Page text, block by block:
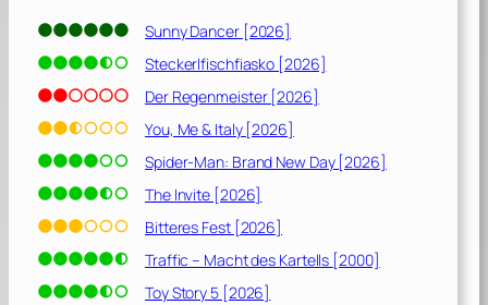
Sunny Dancer [2026]
Steckerlfischfiasko [2026]
Der Regenmeister [2026]
You, Me & Italy [2026]
Spider-Man: Brand New Day [2026]
The Invite [2026]
Bitteres Fest [2026]
Traffic – Macht des Kartells [2000]
Toy Story 5 [2026]